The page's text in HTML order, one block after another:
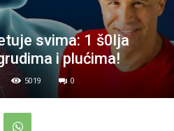
svima: 1 š0lja
i plućima!
5019 0